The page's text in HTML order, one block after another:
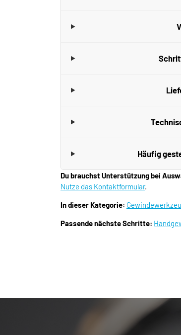
Häufig
Du brauchst Unterstützung bei
Nutze das Kontaktformular.
In dieser Kategorie:
Passende nächste Schritte: